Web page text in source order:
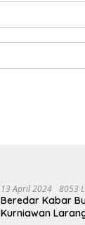
13 April 2024 8053
Beredar Kabar
Kurniawan